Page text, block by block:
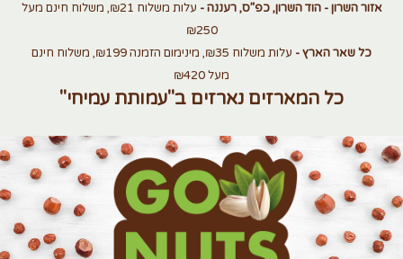
אזור השרון - הוד השרון, כפ”ס, רעננה -
עלות משלוח ₪21, משלוח חינם מעל
₪250
כל שאר הארץ -
עלות משלוח ₪35, מינימום הזמנה ₪199, משלוח חינם
מעל ₪420
כל המארזים נארזים ב"עמותת עמיחי"